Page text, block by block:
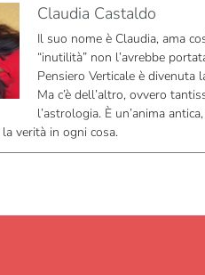
Claudia Castaldo
Il suo nome è Claudia, ama
“inutilità” non l’avrebbe
Pensiero Verticale è divenuta
Ma c’è dell’altro, ovvero
l’astrologia. È un’anima
la verità in ogni cosa.